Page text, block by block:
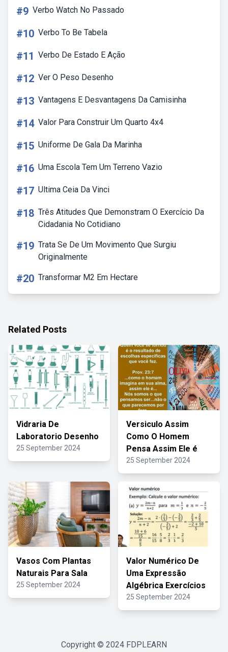
#9 Verbo Watch No Passado
#10 Verbo To Be Tabela
#11 Verbo De Estado E Ação
#12 Ver O Peso Desenho
#13 Vantagens E Desvantagens Da Camisinha
#14 Valor Para Construir Um Quarto 4x4
#15 Uniforme De Gala Da Marinha
#16 Uma Escola Tem Um Terreno Vazio
#17 Ultima Ceia Da Vinci
#18 Três Atitudes Que Demonstram O Exercício Da
Cidadania No Cotidiano
#19 Trata Se De Um Movimento Que Surgiu
Originalmente
#20 Transformar M2 Em Hectare
Related Posts
Vidraria De
Laboratorio Desenho
25 September 2024
Versiculo Assim
Como O Homem
Pensa Assim Ele é
25 September 2024
Vasos Com Plantas
Naturais Para Sala
25 September 2024
Valor Numérico De
Uma Expressão
Algébrica Exercícios
25 September 2024
Copyright © 2024 FDPLEARN